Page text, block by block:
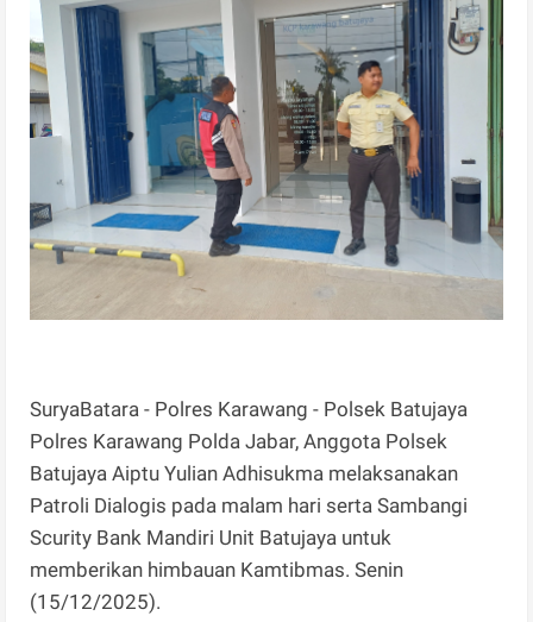
SuryaBatara - Polres Karawang - Polsek Batujaya
Polres Karawang Polda Jabar, Anggota Polsek
Batujaya Aiptu Yulian Adhisukma melaksanakan
Patroli Dialogis pada malam hari serta Sambangi
Scurity Bank Mandiri Unit Batujaya untuk
memberikan himbauan Kamtibmas. Senin
(15/12/2025).